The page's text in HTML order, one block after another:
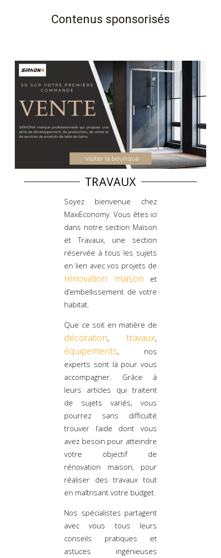
Contenus sponsorisés
TRAVAUX
Soyez bienvenue chez
MaxiEconomy. Vous êtes ici
dans notre section Maison
et Travaux, une section
réservée à tous les sujets
en lien avec vos projets de
rénovation maison et
d’embellissement de votre
habitat.
Que ce soit en matière de
décoration, travaux,
équipements, nos
experts sont là pour vous
accompagner. Grâce à
leurs articles qui traitent
de sujets variés, vous
pourrez sans difficulté
trouver l’aide dont vous
avez besoin pour atteindre
votre objectif de
rénovation maison, pour
réaliser des travaux tout
en maîtrisant votre budget.
Nos spécialistes partagent
avec vous tous leurs
conseils pratiques et
astuces ingénieuses